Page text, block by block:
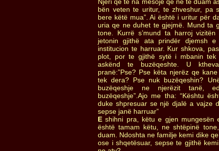
bën veten te uritur, te zhveshur, pa
bere këtë mua”. Ai është i uritur për
uria qe ne duhet te gjejmë. Mund ta
tone. Kurrë s’mund ta harroj
jetonin gjithë ata prindër djemsh
institucion te harruar. Kur shkova,
plot, por te gjithë sytë i mbanin tek
askënd te buzëqeshte. U
pranë:”Pse? Pse këta njerëz qe
tek dera? Pse nuk buzëqeshin?
buzëqeshje ne njerëzit tanë,
buzëqeshje”.Ajo me tha: “Kështu
duke shpresuar se një djalë a vajze
sepse janë harruar”
E shihni pra, këtu e gjen mungesën
është tamam këtu, ne shtëpinë
duam. Ndoshta ne familje kemi dike
ose i shqetësuar, sepse te gjithë